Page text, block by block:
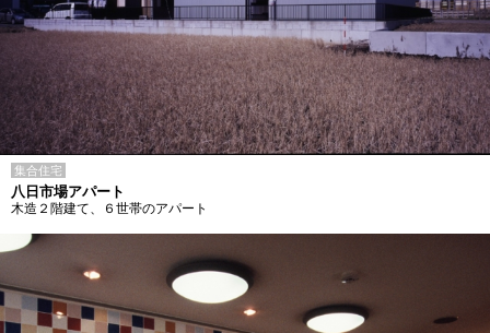
集合住宅
八日市場アパート
木造２階建て、６世帯のアパート